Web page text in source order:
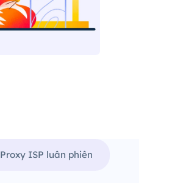
Proxy ISP luân phiên